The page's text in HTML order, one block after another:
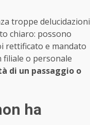
troppe delucidazioni
chiaro: possono
rettificato e mandato
filiale o personale
di un passaggio o
ha